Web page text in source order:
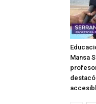
Mansa
destacó